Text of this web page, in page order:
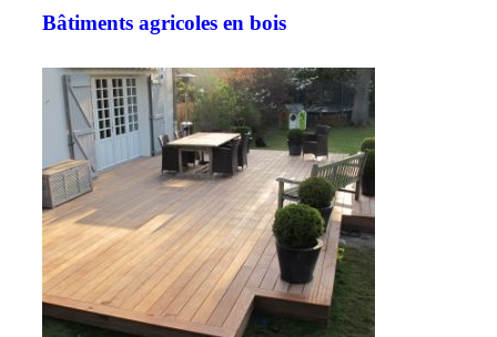
Bâtiments agricoles en bois